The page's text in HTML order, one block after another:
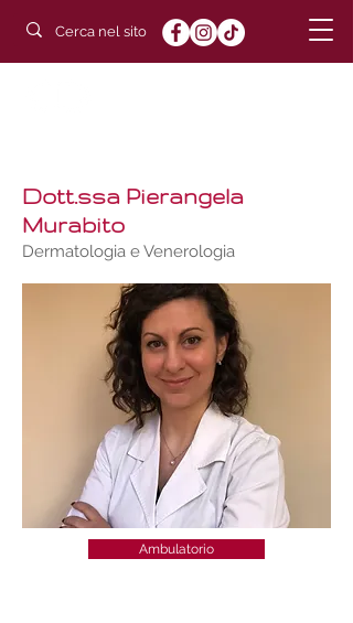
Dott.ssa Pierangela
Murabito
Dermatologia e Venerologia
Ambulatorio